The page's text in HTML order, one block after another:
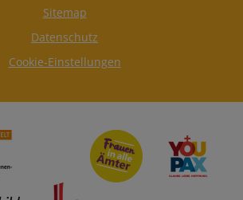
Sitemap
Datenschutz
Cookie-Einstellungen